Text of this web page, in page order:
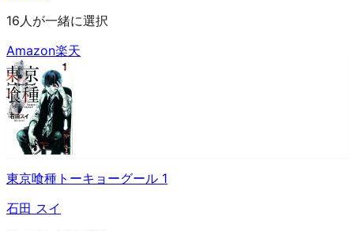
16人が一緒に選択
Amazon楽天
東京喰種トーキョーグール 1
石田 スイ